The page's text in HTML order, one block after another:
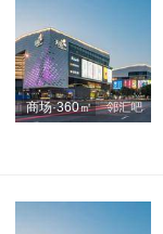
商场·360㎡